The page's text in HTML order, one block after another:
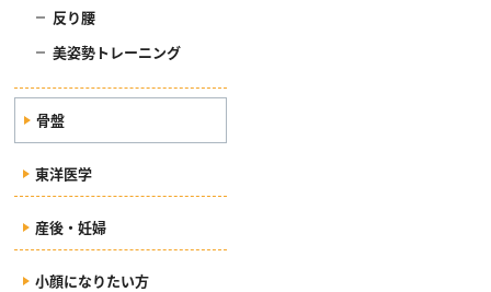
反り腰
美姿勢トレーニング
骨盤
東洋医学
産後・妊婦
小顔になりたい方